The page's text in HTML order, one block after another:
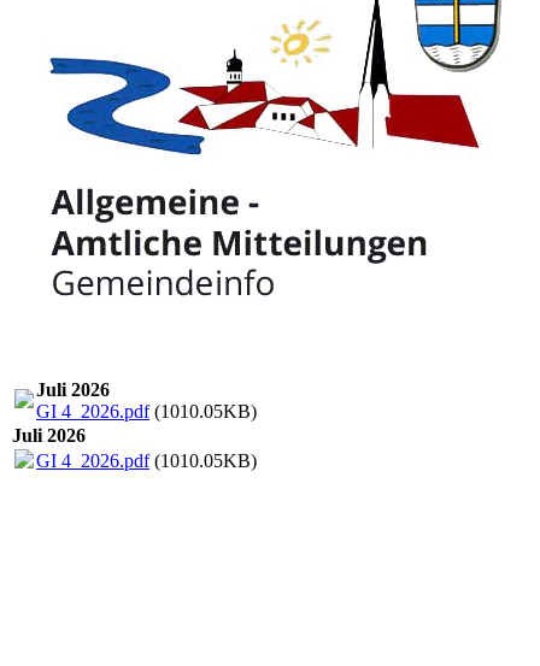
Juli 2026
GI 4_2026.pdf(1010.05KB)
Juli 2026
GI 4_2026.pdf(1010.05KB)